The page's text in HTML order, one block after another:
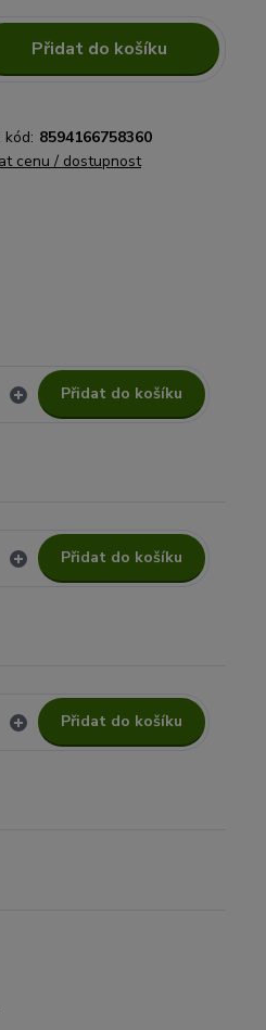
Přidat do košíku
kód: 8594166758360
cenu / dostupnost
Přidat do košíku
Přidat do košíku
Přidat do košíku